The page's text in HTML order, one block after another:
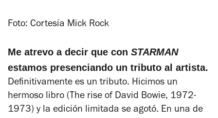
Foto: Cortesía Mick Rock
Me atrevo a decir que con STARMAN
estamos presenciando un tributo al artista.
Definitivamente es un tributo. Hicimos un
hermoso libro ( The rise of David Bowie, 1972-
1973) y la edición limitada se agotó. En una de